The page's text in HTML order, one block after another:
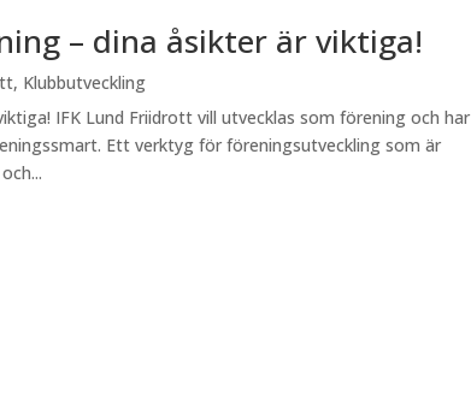
– dina åsikter är viktiga!
, Klubbutveckling
IFK Lund Friidrott vill utvecklas som förening och har
Ett verktyg för föreningsutveckling som är